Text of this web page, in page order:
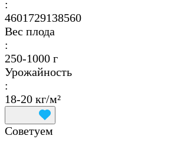
:
4601729138560
Вес плода
:
250-1000 г
Урожайность
:
18-20 кг/м²
Советуем